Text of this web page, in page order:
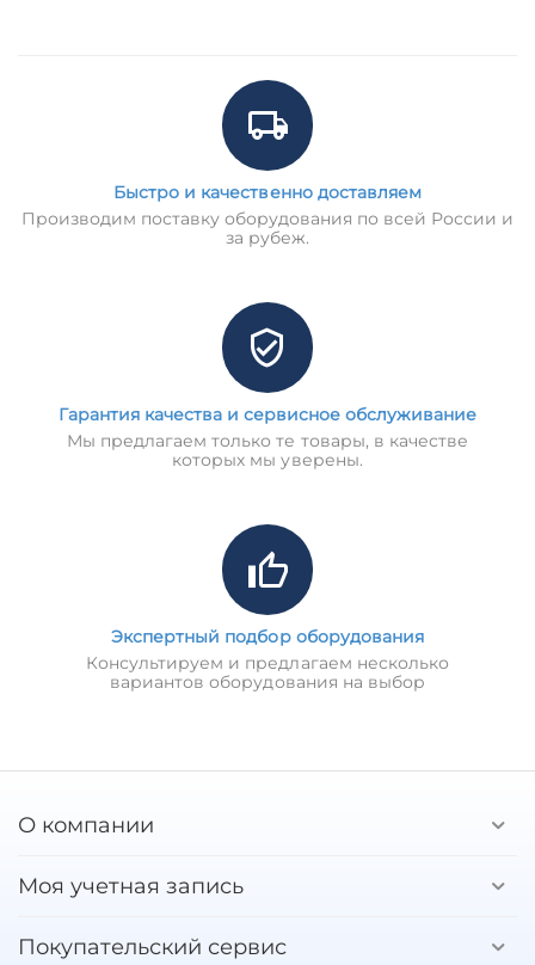
Быстро и качественно доставляем
Производим поставку оборудования по всей России и
за рубеж.
Гарантия качества и сервисное обслуживание
Мы предлагаем только те товары, в качестве
которых мы уверены.
Экспертный подбор оборудования
Консультируем и предлагаем несколько
вариантов оборудования на выбор
О компании
Моя учетная запись
Покупательский сервис